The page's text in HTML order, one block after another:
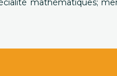
mathématiques;